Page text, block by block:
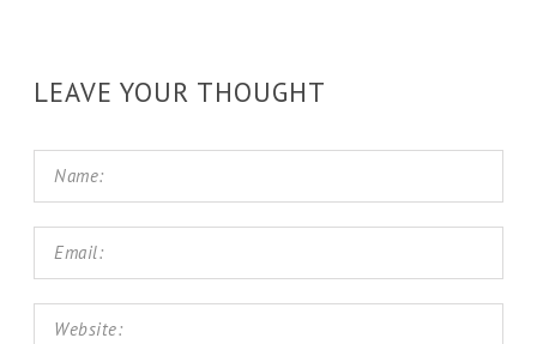
LEAVE YOUR THOUGHT